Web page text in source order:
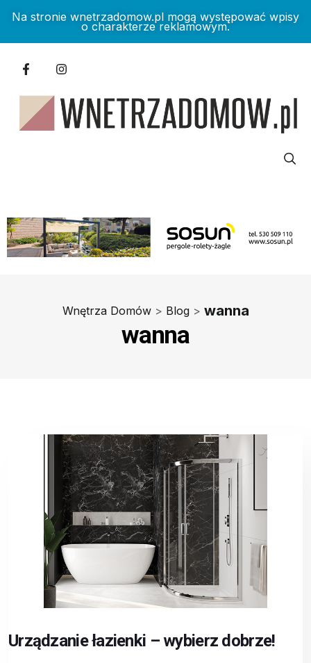
Na stronie wnetrzadomow.pl mogą występować wpisy
o charakterze reklamowym.
Wnętrza Domów > Blog > wanna
wanna
Urządzanie łazienki – wybierz dobrze!